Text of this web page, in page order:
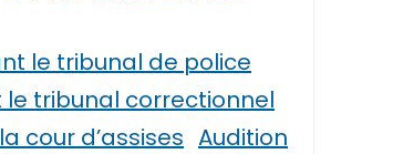
le tribunal de police
le tribunal correctionnel
cour d’assises Audition